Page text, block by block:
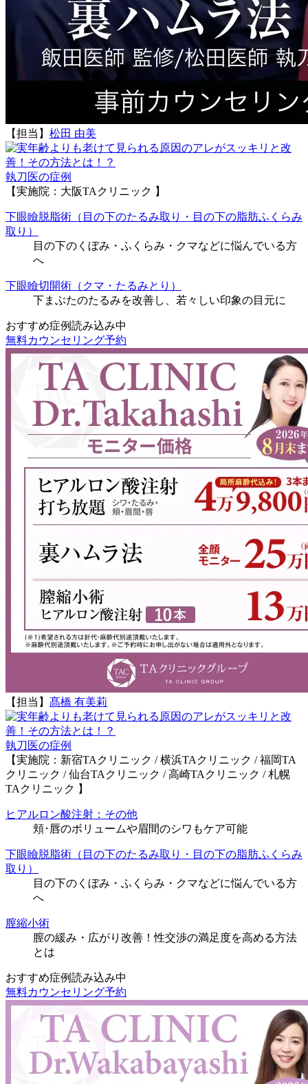
【担当】 松田 由美
執刀医の症例
【実施院：大阪TAクリニック 】
下眼瞼脱脂術（目の下のたるみ取り・目の下の脂肪ふくらみ
取り）
目の下のくぼみ・ふくらみ・クマなどに悩んでいる方
へ
下眼瞼切開術（クマ・たるみとり）
下まぶたのたるみを改善し、若々しい印象の目元に
おすすめ症例読み込み中
無料カウンセリング予約
【担当】 髙橋 有美莉
執刀医の症例
【実施院：新宿TAクリニック / 横浜TAクリニック / 福岡TA
クリニック / 仙台TAクリニック / 高崎TAクリニック / 札幌
TAクリニック 】
ヒアルロン酸注射：その他
頬･唇のボリュームや眉間のシワもケア可能
下眼瞼脱脂術（目の下のたるみ取り・目の下の脂肪ふくらみ
取り）
目の下のくぼみ・ふくらみ・クマなどに悩んでいる方
へ
膣縮小術
膣の緩み・広がり改善！性交渉の満足度を高める方法
とは
おすすめ症例読み込み中
無料カウンセリング予約